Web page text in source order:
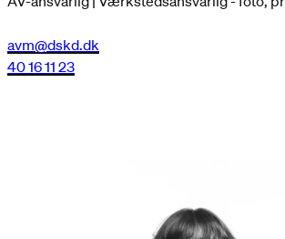
avm@dskd.dk
40 16 11 23